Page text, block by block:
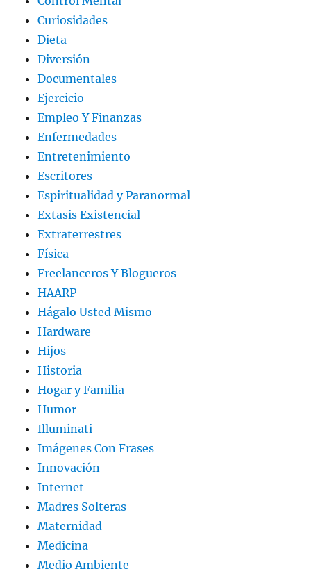
Curiosidades
Dieta
Diversión
Documentales
Ejercicio
Empleo Y Finanzas
Enfermedades
Entretenimiento
Escritores
Espiritualidad y Paranormal
Extasis Existencial
Extraterrestres
Física
Freelanceros Y Blogueros
HAARP
Hágalo Usted Mismo
Hardware
Hijos
Historia
Hogar y Familia
Humor
Illuminati
Imágenes Con Frases
Innovación
Internet
Madres Solteras
Maternidad
Medicina
Medio Ambiente